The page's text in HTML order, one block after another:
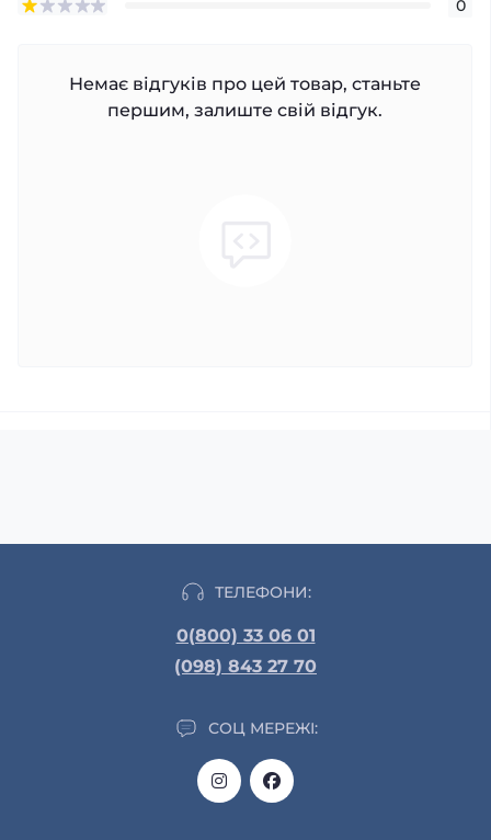
0
Немає відгуків про цей товар, станьте
першим, залиште свій відгук.
ТЕЛЕФОНИ:
0(800) 33 06 01
(098) 843 27 70
СОЦ МЕРЕЖІ: